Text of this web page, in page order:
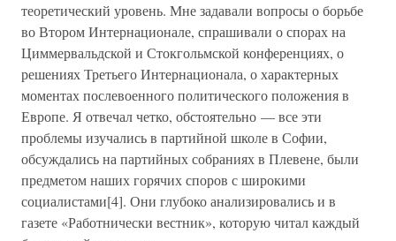
теоретический уровень. Мне задавали вопросы о борьбе
во Втором Интернационале, спрашивали о спорах на
Циммервальдской и Стокгольмской конференциях, о
решениях Третьего Интернационала, о характерных
моментах послевоенного политического положения в
Европе. Я отвечал четко, обстоятельно — все эти
проблемы изучались в партийной школе в Софии,
обсуждались на партийных собраниях в Плевене, были
предметом наших горячих споров с широкими
социалистами[4]. Они глубоко анализировались и в
газете «Работнически вестник», которую читал каждый